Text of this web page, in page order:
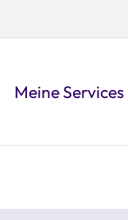
Meine Services